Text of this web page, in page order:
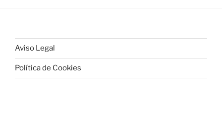
Aviso Legal
Política de Cookies